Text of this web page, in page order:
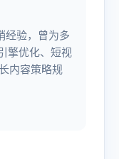
经验，曾为多
擎优化、短视
内容策略规